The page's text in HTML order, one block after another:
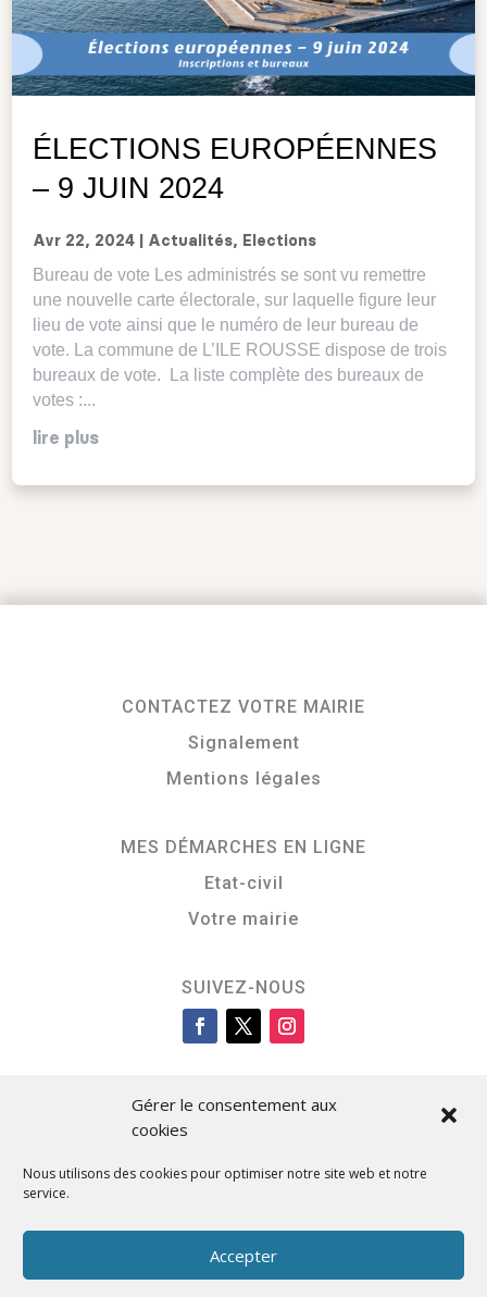
Gérer le consentement aux
cookies
Nous utilisons des cookies pour optimiser notre site web et notre
service.
Accepter
ÉLECTIONS EUROPÉENNES
– 9 JUIN 2024
Avr 22, 2024 Actualités, Elections
Bureau de vote Les administrés se sont vu remettre
une nouvelle carte électorale, sur laquelle figure leur
lieu de vote ainsi que le numéro de leur bureau de
vote. La commune de L’ILE ROUSSE dispose de trois
bureaux de vote. La liste complète des bureaux de
votes :...
lire plus
CONTACTEZ VOTRE MAIRIE
Signalement
Mentions légales
MES DÉMARCHES EN LIGNE
Etat-civil
Votre mairie
SUIVEZ-NOUS
Cità di L’Isula